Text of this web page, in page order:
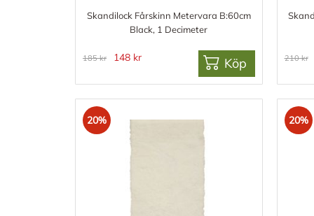
Skandilock Fårskinn Metervara B:60cm
Black, 1 Decimeter
185 kr 148 kr Köp 210 kr
20% 20%